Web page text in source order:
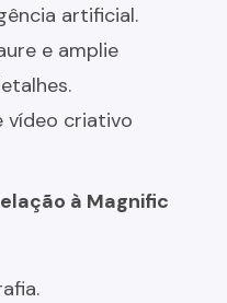
artificial.
e amplie
vídeo criativo
à Magnific